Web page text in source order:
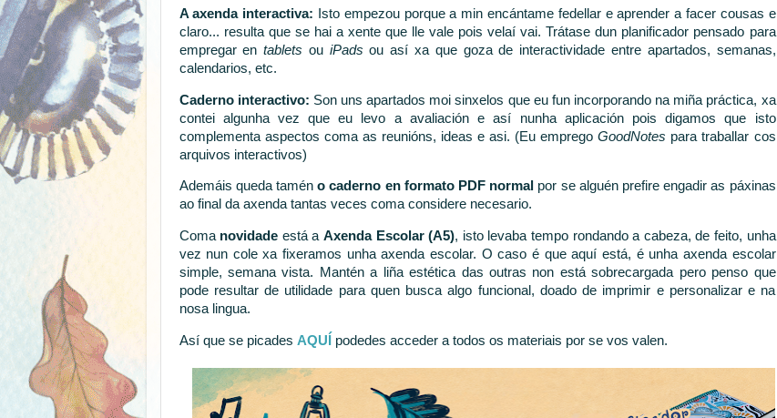
A axenda interactiva: Isto empezou porque a min encántame fedellar e aprender a facer cousas e
claro... resulta que se hai a xente que lle vale pois velaí vai. Trátase dun planificador pensado para
empregar entablets ou iPads ou así xa que goza de interactividade entre apartados, semanas,
calendarios, etc.
Caderno interactivo: Son uns apartados moi sinxelos que eu fun incorporando na miña práctica, xa
contei algunha vez que eu levo a avaliación e así nunha aplicación pois digamos que isto
complementa aspectos coma as reunións, ideas e asi. (Eu empregoGoodNotes para traballar cos
arquivos interactivos)
Ademáis queda taméno caderno en formato PDF normal por se alguén prefire engadir as páxinas
ao final da axenda tantas veces coma considere necesario.
Coma novidade está a Axenda Escolar (A5), isto levaba tempo rondando a cabeza, de feito, unha
vez nun cole xa fixeramos unha axenda escolar. O caso é que aquí está, é unha axenda escolar
simple, semana vista. Mantén a liña estética das outras non está sobrecargada pero penso que
pode resultar de utilidade para quen busca algo funcional, doado de imprimir e personalizar e na
nosa lingua.
Así que se picades AQUÍ podedes acceder a todos os materiais por se vos valen.